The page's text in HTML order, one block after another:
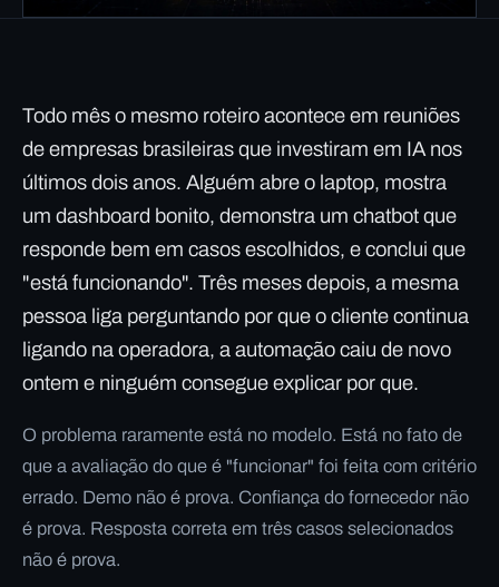
Todo mês o mesmo roteiro acontece em reuniões
de empresas brasileiras que investiram em IA nos
últimos dois anos. Alguém abre o laptop, mostra
um dashboard bonito, demonstra um chatbot que
responde bem em casos escolhidos, e conclui que
"está funcionando". Três meses depois, a mesma
pessoa liga perguntando por que o cliente continua
ligando na operadora, a automação caiu de novo
ontem e ninguém consegue explicar por que.
O problema raramente está no modelo. Está no fato de
que a avaliação do que é "funcionar" foi feita com critério
errado. Demo não é prova. Confiança do fornecedor não
é prova. Resposta correta em três casos selecionados
não é prova.